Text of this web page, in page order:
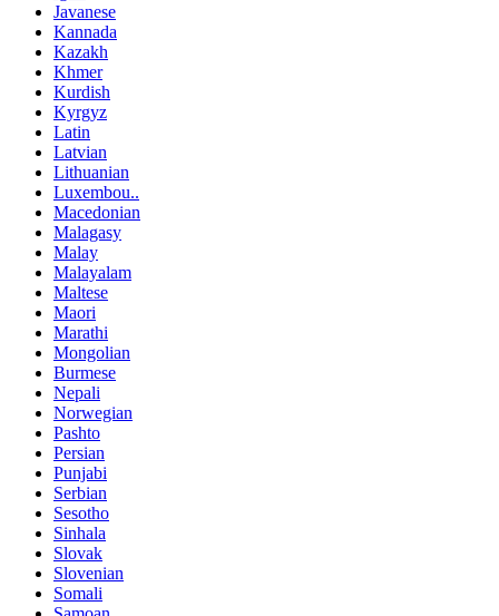
Javanese
Kannada
Kazakh
Khmer
Kurdish
Kyrgyz
Latin
Latvian
Lithuanian
Luxembou..
Macedonian
Malagasy
Malay
Malayalam
Maltese
Maori
Marathi
Mongolian
Burmese
Nepali
Norwegian
Pashto
Persian
Punjabi
Serbian
Sesotho
Sinhala
Slovak
Slovenian
Somali